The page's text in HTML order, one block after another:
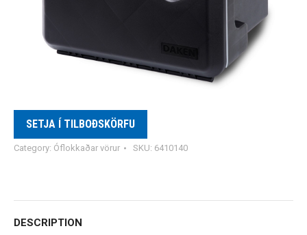
SETJA Í TILBOÐSKÖRFU
Category: Óflokkaðar vörur SKU: 6410140
DESCRIPTION